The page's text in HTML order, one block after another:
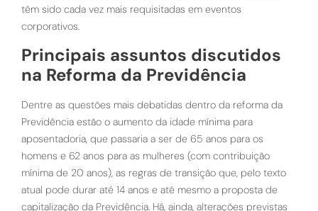
têm sido cada vez mais requisitadas em eventos
corporativos.
Principais assuntos discutidos
na Reforma da Previdência
Dentre as questões mais debatidas dentro da reforma da
Previdência estão o aumento da idade mínima para
aposentadoria, que passaria a ser de 65 anos para os
homens e 62 anos para as mulheres (com contribuição
mínima de 20 anos), as regras de transição que, pelo texto
atual pode durar até 14 anos e até mesmo a proposta de
capitalização da Previdência. Há, ainda, alterações previstas